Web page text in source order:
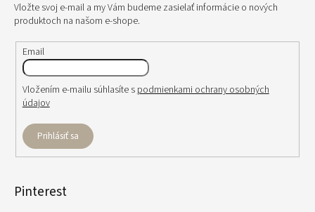
Vložte svoj e-mail a my Vám budeme zasielať informácie o nových
produktoch na našom e-shope.
Email
Vložením e-mailu súhlasíte spodmienkami ochrany osobných
údajov
Prihlásiť sa
Pinterest